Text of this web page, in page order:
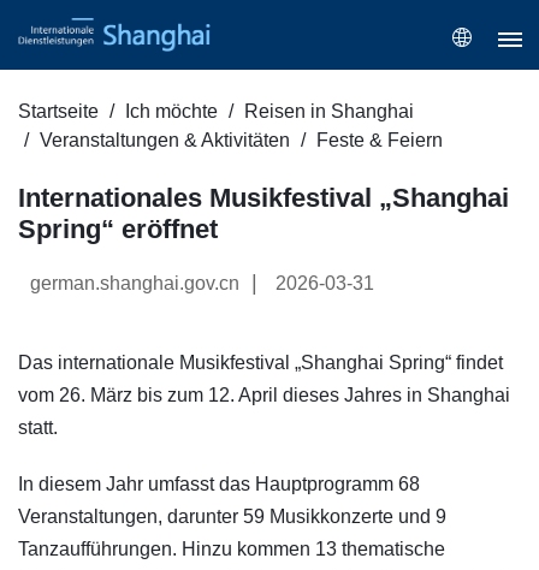
Startseite Ich möchte
Reisen in Shanghai
Veranstaltungen & Aktivitäten
Feste & Feiern
Internationales Musikfestival „Shanghai
Spring“ eröffnet
german.shanghai.gov.cn 2026-03-31
Das internationale Musikfestival „Shanghai Spring“ findet
vom 26. März bis zum 12. April dieses Jahres in Shanghai
statt.
In diesem Jahr umfasst das Hauptprogramm 68
Veranstaltungen, darunter 59 Musikkonzerte und 9
Tanzaufführungen. Hinzu kommen 13 thematische